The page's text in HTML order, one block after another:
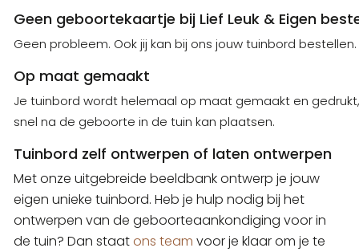
Geen geboortekaartje bij Lief Leuk & Eigen
Geen probleem. Ook jij kan bij ons jouw tuinbord
Op maat gemaakt
Je tuinbord wordt helemaal op maat gemaakt en
snel na de geboorte in de tuin kan plaatsen.
Tuinbord zelf ontwerpen of laten ontwerpen
Met onze uitgebreide beeldbank ontwerp je jouw
eigen unieke tuinbord. Heb je hulp nodig bij het
ontwerpen van de geboorteaankondiging voor in
de tuin? Dan staatons team voor je klaar om je te